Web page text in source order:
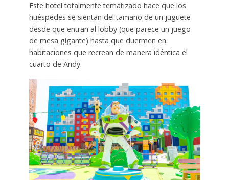
Este hotel totalmente tematizado hace que los
huéspedes se sientan del tamaño de un juguete
desde que entran al lobby (que parece un juego
de mesa gigante) hasta que duermen en
habitaciones que recrean de manera idéntica el
cuarto de Andy.